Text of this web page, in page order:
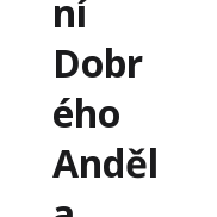
ní
Dobr
ého
Anděl